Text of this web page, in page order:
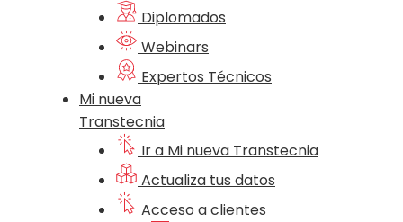
Diplomados
Webinars
Expertos Técnicos
Mi nueva
Transtecnia
Ir a Mi nueva Transtecnia
Actualiza tus datos
Acceso a clientes